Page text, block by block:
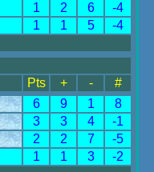
1 2 6
-4
1 1 5 -4
Pts + -
#
6 9 1
8
3 3 4
-1
2 2 7
-5
1 1 3 -2